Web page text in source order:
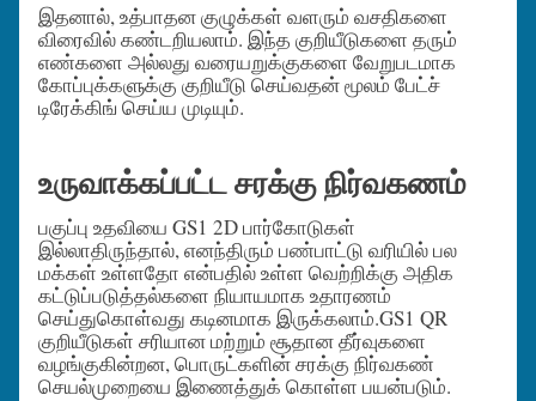
இதனால், உத்பாதன குழுக்கள் வளரும் வசதிகளை
விரைவில் கண்டறியலாம். இந்த குறியீடுகளை தரும்
எண்களை அல்லது வரையறுக்குகளை வேறுபடமாக
கோப்புக்களுக்கு குறியீடு செய்வதன் மூலம் பேட்ச்
டிரேக்கிங் செய்ய முடியும்.
உருவாக்கப்பட்ட சரக்கு நிர்வகணம்
பகுப்பு உதவியை GS1 2D பார்கோடுகள்
இல்லாதிருந்தால், எனந்திரும் பண்பாட்டு வரியில் பல
மக்கள் உள்ளதோ என்பதில் உள்ள வெற்றிக்கு அதிக
கட்டுப்படுத்தல்களை நியாயமாக உதாரணம்
செய்துகொள்வது கடினமாக இருக்கலாம்.GS1 QR
குறியீடுகள் சரியான மற்றும் சூதான தீர்வுகளை
வழங்குகின்றன, பொருட்களின் சரக்கு நிர்வகண்
செயல்முறையை இணைத்துக் கொள்ள பயன்படும்.